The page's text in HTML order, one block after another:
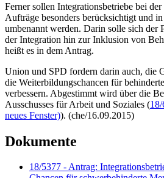
Ferner sollen Integrationsbetriebe bei
Aufträge besonders berücksichtigt und
umbenannt werden. Darin solle sich der
der Integration hin zur Inklusion von
heißt es in dem Antrag.
Union und SPD fordern darin auch, die
die Weiterbildungschancen für
verbessern. Abgestimmt wird über die
Ausschusses für Arbeit und Soziales (
neues Fenster)). (che/16.09.2015)
Dokumente
18/5377 - Antrag: